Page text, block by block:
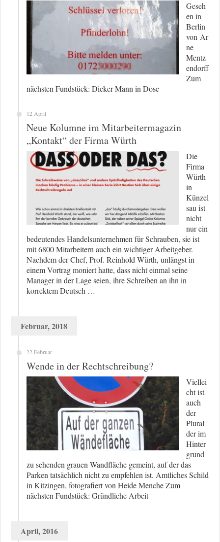
Geseh
en in
Berlin
von Ar
ne
Mentz
endorff
Zum
nächsten Fundstück: Dicker Mann in Dose
12 April
Neue Kolumne im Mitarbeitermagazin
„Kontakt“ der Firma Würth
Die
Firma
Würth
in
Künzel
sau ist
nicht
nur ein
bedeutendes Handelsunternehmen für Schrauben, sie ist
mit 6800 Mitarbeitern auch ein wichtiger Arbeitgeber.
Nachdem der Chef, Prof. Reinhold Würth, unlängst in
einem Vortrag moniert hatte, dass nicht einmal seine
Manager in der Lage seien, ihre Schreiben an ihn in
korrektem Deutsch …
Februar, 2018
22 Februar
Wende in der Rechtschreibung?
Viellei
cht ist
auch
der
Plural
der im
Hinter
grund
zu sehenden grauen Wandfläche gemeint, auf der das
Parken tatsächlich nicht zu empfehlen ist. Amtliches Schild
in Kitzingen, fotografiert von Heide Menche Zum
nächsten Fundstück: Gründliche Arbeit
April, 2016